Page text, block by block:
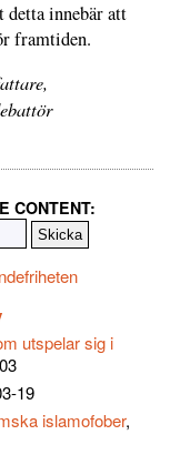
detta innebär att
framtiden.
CONTENT:
utspelar sig i
19
islamofober,